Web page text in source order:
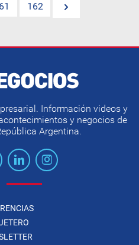
162
Información videos y
y negocios de
Argentina.